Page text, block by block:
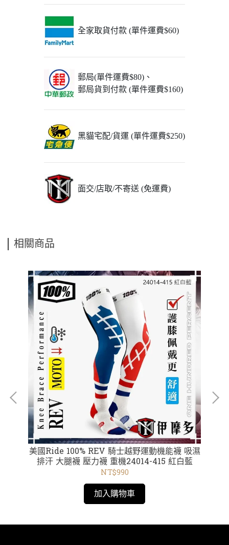
全家取貨付款 (單件運費$60)
郵局(單件運費$80)、
郵局貨到付款 (單件運費$160)
黑貓宅配/貨運 (單件運費$250)
面交/店取/不寄送 (免運費)
相關商品
美國Ride 100% REV 騎士越野運動機能襪 吸濕
排汗 大腿襪 壓力襪 重機24014-415 紅白藍
NT$990
加入購物車